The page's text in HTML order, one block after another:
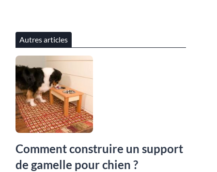
Autres articles
Comment construire un support
de gamelle pour chien ?